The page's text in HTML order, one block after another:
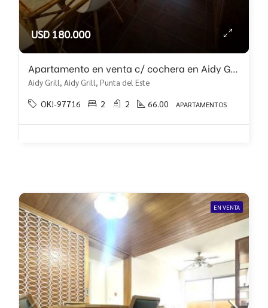
USD 180.000
Apartamento en venta c/ cochera en Aidy Grill
Aidy Grill, Aidy Grill, Punta del Este
OK!-97716 2 2 66.00 APARTAMENTOS
EN VENTA